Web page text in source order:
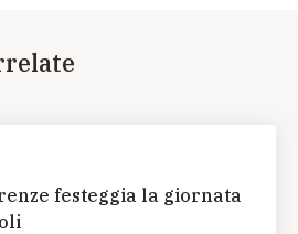
festeggia la giornata